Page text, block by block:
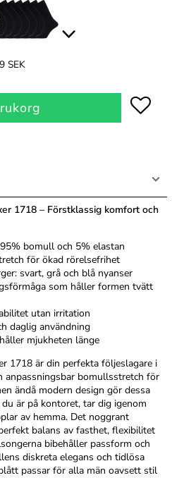
SEK
1718 – Förstklassig komfort och
bomull och 5% elastan
för ökad rörelsefrihet
svart, grå och blå nyanser
som håller formen tvätt
utan irritation
daglig användning
mjukheten länge
1718 är din perfekta följeslagare i
anpassningsbar bomullsstretch för
ändå modern design gör dessa
är på kontoret, tar dig igenom
av hemma. Det noggrant
balans av fasthet, flexibilitet
bibehåller passform och
diskreta elegans och tidlösa
passar för alla män oavsett stil